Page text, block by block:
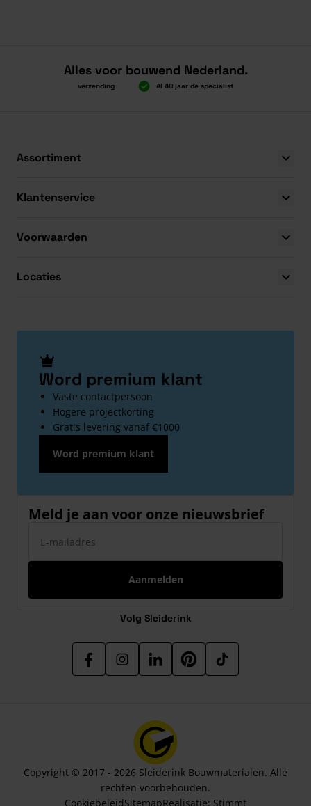
Alles voor bouwend Nederland.
Boven 2.000 gratis verzending Al 40 jaar dé specialist
Assortiment
Klantenservice
Voorwaarden
Locaties
Word premium klant
Vaste contactpersoon
Hogere projectkorting
Gratis levering vanaf €1000
Word premium klant
Meld je aan voor onze nieuwsbrief
Aanmelden
Volg Sleiderink
Copyright © 2017 - 2026 Sleiderink Bouwmaterialen. Alle
rechten voorbehouden.
CookiebeleidSitemapRealisatie: Stimmt